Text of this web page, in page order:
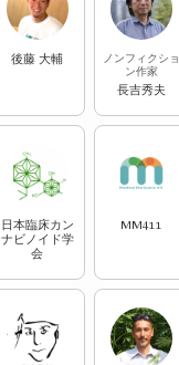
後藤 大輔
ノンフィクショ
ン作家
長吉秀夫
日本臨床カン
ナビノイド学
会
MM411